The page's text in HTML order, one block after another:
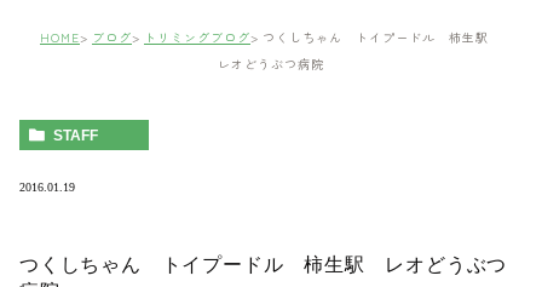
HOME ブログ トリミングブログ
つくしちゃん トイプードル 柿生駅
レオどうぶつ病院
STAFF
2016.01.19
つくしちゃん トイプードル 柿生駅 レオどうぶつ